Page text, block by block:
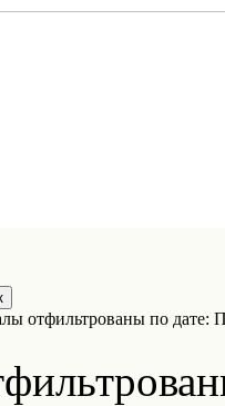
отфильтрованы по дате: